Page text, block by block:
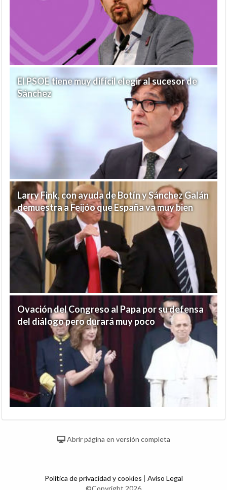
El PSOE tiene muy difícil elegir al sucesor de
Sánchez
Larry Fink, con ayuda de Botín y Sánchez Galán
demuestra a Feijóo que España va muy bien
Ovación del Congreso al Papa por su defensa
del diálogo pero durará muy poco
Abrir página en versión completa
Política de privacidad y cookies | Aviso Legal
©Copyright 2026